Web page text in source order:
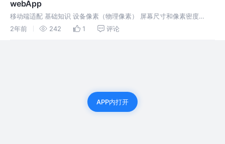
webApp
移动端适配 基础知识 设备像素（物理像素） 屏幕尺寸和像素密度
（PPI） CSS 像素（设备独立像素、逻辑像素） 像素比（DPR） 设备
2年前 242 1 评论
APP内打开